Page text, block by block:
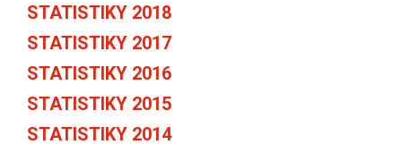
STATISTIKY 2018
STATISTIKY 2017
STATISTIKY 2016
STATISTIKY 2015
STATISTIKY 2014